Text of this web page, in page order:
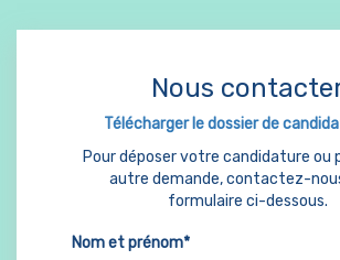
Nous
Télécharger le dossier de
Pour déposer votre candidature ou
autre demande, contactez-
formulaire ci-dessous.
Nom et prénom*